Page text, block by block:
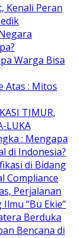
Kenali Peran
Warga Bisa
Atas : Mitos
TIMUR,
LUKA
: Mengapa
di Indonesia?
di Bidang
Compliance
Perjalanan
“Bu Ekie”
Berduka
Bencana di